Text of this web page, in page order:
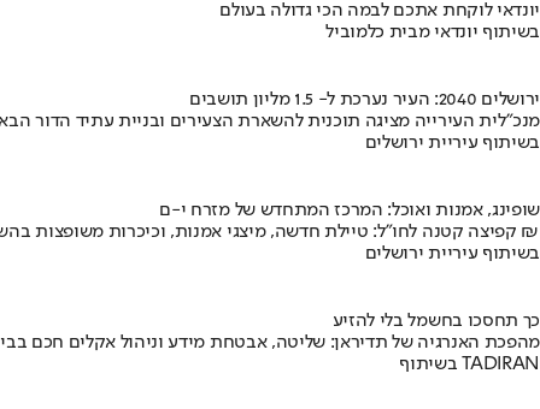
יונדאי לוקחת אתכם לבמה הכי גדולה בעולם
בשיתוף יונדאי מבית כלמוביל
ירושלים 2040: העיר נערכת ל- 1.5 מליון תושבים
מנכ"לית העירייה מציגה תוכנית להשארת הצעירים ובניית עתיד הדור
בשיתוף עיריית ירושלים
שופינג, אמנות ואוכל: המרכז המתחדש של מזרח י-ם
קפיצה קטנה לחו"ל: טיילת חדשה, מיצגי אמנות, וכיכרות משופצות בהשקעה של 100 מיליון ₪
בשיתוף עיריית ירושלים
כך תחסכו בחשמל בלי להזיע
מהפכת האנרגיה של תדיראן: שליטה, אבטחת מידע וניהול אקלים חכם
בשיתוף TADIRAN